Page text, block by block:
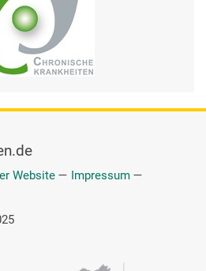
Website — Impressum —